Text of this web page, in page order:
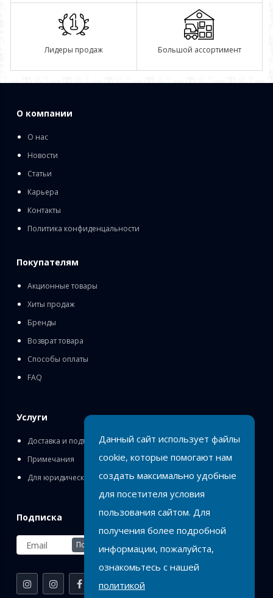
Лидеры продаж Большой ассортимент
О компании
О нас
Новости
Статьи
Карьера
Контакты
Политика конфиденцальности
Покупателям
Акционные товары
Хиты продаж
Бренды
Возврат товара
Способы оплаты
FAQ
Услуги
Доставка и подъём
Примечания
Для юридических лиц
Подписка
Подписаться
Данный сайт использует файлы
cookie, которые помогают нам
создать максимально удобные
для посетителя условия
пользования сайтом. Для
получения более подробной
информации, пожалуйста,
ознакомьтесь с нашей
политикой